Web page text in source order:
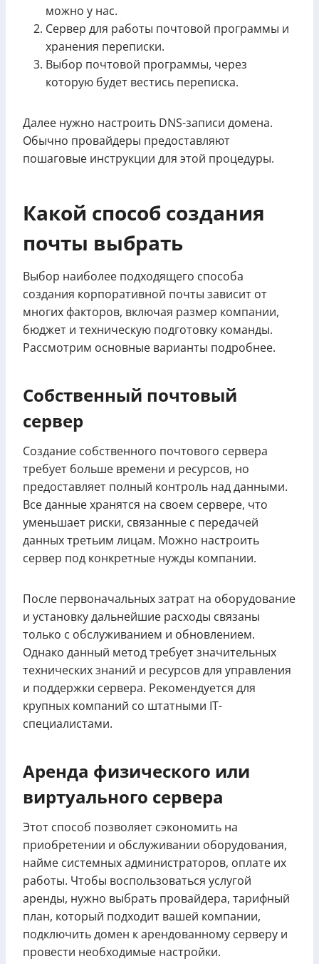
можно у нас.
Сервер для работы почтовой программы и
хранения переписки.
Выбор почтовой программы, через
которую будет вестись переписка.
Далее нужно настроить DNS-записи домена.
Обычно провайдеры предоставляют
пошаговые инструкции для этой процедуры.
Какой способ создания
почты выбрать
Выбор наиболее подходящего способа
создания корпоративной почты зависит от
многих факторов, включая размер компании,
бюджет и техническую подготовку команды.
Рассмотрим основные варианты подробнее.
Собственный почтовый
сервер
Создание собственного почтового сервера
требует больше времени и ресурсов, но
предоставляет полный контроль над данными.
Все данные хранятся на своем сервере, что
уменьшает риски, связанные с передачей
данных третьим лицам. Можно настроить
сервер под конкретные нужды компании.
После первоначальных затрат на оборудование
и установку дальнейшие расходы связаны
только с обслуживанием и обновлением.
Однако данный метод требует значительных
технических знаний и ресурсов для управления
и поддержки сервера. Рекомендуется для
крупных компаний со штатными IT-
специалистами.
Аренда физического или
виртуального сервера
Этот способ позволяет сэкономить на
приобретении и обслуживании оборудования,
найме системных администраторов, оплате их
работы. Чтобы воспользоваться услугой
аренды, нужно выбрать провайдера, тарифный
план, который подходит вашей компании,
подключить домен к арендованному серверу и
провести необходимые настройки.